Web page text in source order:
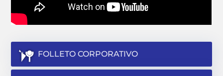
FOLLETO CORPORATIVO